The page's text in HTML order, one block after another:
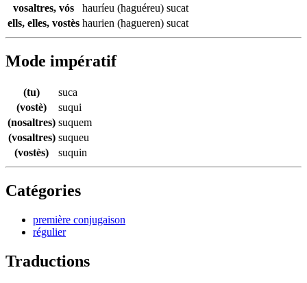
vosaltres, vós
hauríeu (haguéreu) sucat
ells, elles, vostès haurien (hagueren) sucat
Mode impératif
(tu)
suca
(vostè)
suqui
(nosaltres) suquem
(vosaltres) suqueu
(vostès)
suquin
Catégories
première conjugaison
régulier
Traductions